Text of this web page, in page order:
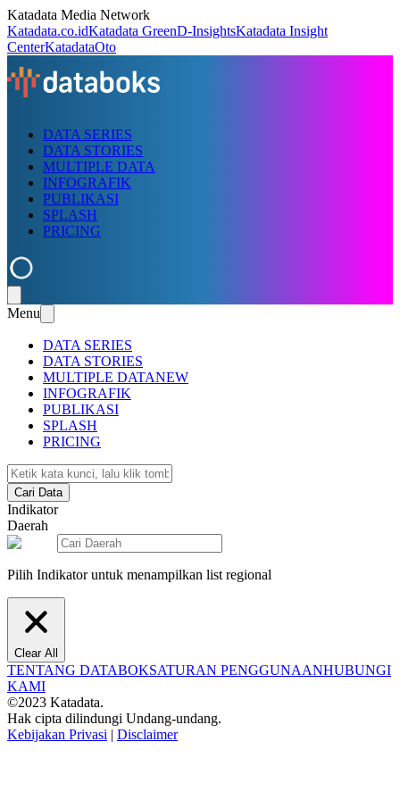
Katadata Media Network
Katadata.co.idKatadata GreenD-InsightsKatadata Insight
CenterKatadataOto
DATA SERIES
DATA STORIES
MULTIPLE DATA
INFOGRAFIK
PUBLIKASI
SPLASH
PRICING
Menu
DATA SERIES
DATA STORIES
MULTIPLE DATANEW
INFOGRAFIK
PUBLIKASI
SPLASH
PRICING
Cari Data
Indikator
Daerah
Pilih Indikator untuk menampilkan list regional
Clear All
TENTANG DATABOKSATURAN PENGGUNAANHUBUNGI
KAMI
©2023 Katadata.
Hak cipta dilindungi Undang-undang.
Kebijakan Privasi | Disclaimer